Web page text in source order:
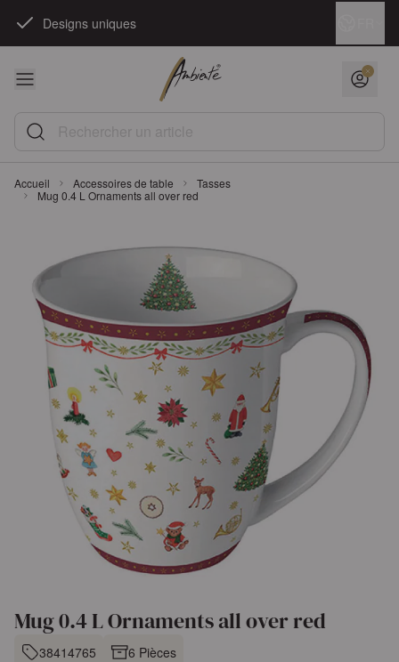
Designs uniques
Rechercher un article
Accueil Accessoires de table
Tasses
Mug 0.4 L Ornaments all over red
Mug 0.4 L Ornaments all over red
38414765 6 Pièces